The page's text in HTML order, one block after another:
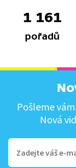
1 161
pořadů
Pošleme
Nová